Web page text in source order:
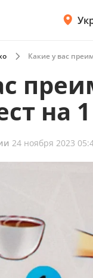
Какие у вас
на
24 ноября 2023